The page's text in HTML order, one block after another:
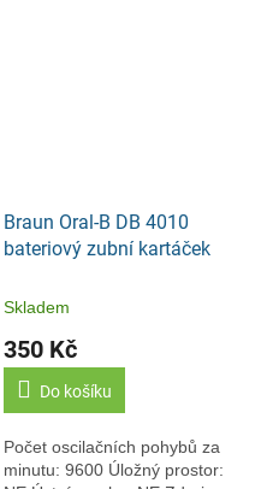
Braun Oral-B DB 4010
bateriový zubní kartáček
Skladem
350 Kč
Do košíku
Počet oscilačních pohybů za
minutu: 9600 Úložný prostor: